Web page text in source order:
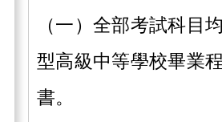
（一）全部考試科目
型高級中等學校畢業
書。